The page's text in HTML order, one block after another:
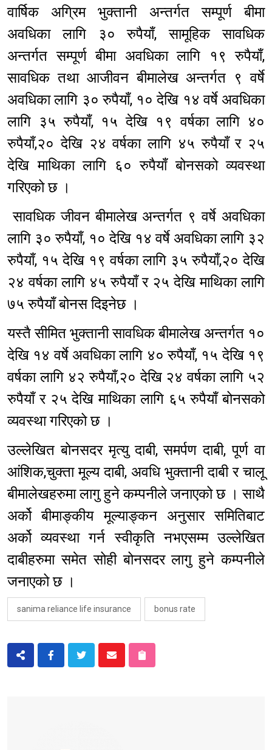
वार्षिक अग्रिम भुक्तानी अन्तर्गत सम्पूर्ण बीमा
अवधिका लागि ३० रुपैयाँ, सामूहिक सावधिक
अन्तर्गत सम्पूर्ण बीमा अवधिका लागि १९ रुपैयाँ,
सावधिक तथा आजीवन बीमालेख अन्तर्गत ९ वर्षे
अवधिका लागि ३० रुपैयाँ, १० देखि १४ वर्षे अवधिका
लागि ३५ रुपैयाँ, १५ देखि १९ वर्षका लागि ४०
रुपैयाँ,२० देखि २४ वर्षका लागि ४५ रुपैयाँ र २५
देखि माथिका लागि ६० रुपैयाँ बोनसको व्यवस्था
गरिएको छ ।
सावधिक जीवन बीमालेख अन्तर्गत ९ वर्षे अवधिका
लागि ३० रुपैयाँ, १० देखि १४ वर्षे अवधिका लागि ३२
रुपैयाँ, १५ देखि १९ वर्षका लागि ३५ रुपैयाँ,२० देखि
२४ वर्षका लागि ४५ रुपैयाँ र २५ देखि माथिका लागि
७५ रुपैयाँ बोनस दिइनेछ ।
यस्तै सीमित भुक्तानी सावधिक बीमालेख अन्तर्गत १०
देखि १४ वर्षे अवधिका लागि ४० रुपैयाँ, १५ देखि १९
वर्षका लागि ४२ रुपैयाँ,२० देखि २४ वर्षका लागि ५२
रुपैयाँ र २५ देखि माथिका लागि ६५ रुपैयाँ बोनसको
व्यवस्था गरिएको छ ।
उल्लेखित बोनसदर मृत्यु दाबी, समर्पण दाबी, पूर्ण वा
आंशिक,चुक्ता मूल्य दाबी, अवधि भुक्तानी दाबी र चालू
बीमालेखहरुमा लागु हुने कम्पनीले जनाएको छ । साथै
अर्को बीमाङ्कीय मूल्याङ्कन अनुसार समितिबाट
अर्को व्यवस्था गर्न स्वीकृति नभएसम्म उल्लेखित
दाबीहरुमा समेत सोही बोनसदर लागु हुने कम्पनीले
जनाएको छ ।
sanima reliance life insurance bonus rate